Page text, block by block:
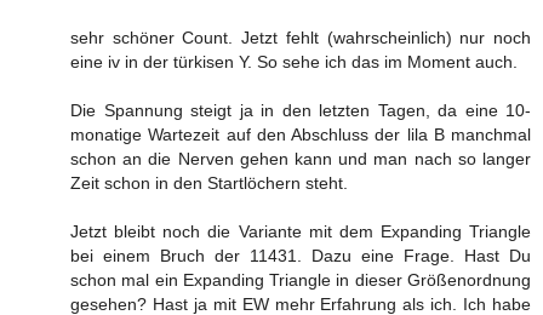
sehr schöner Count. Jetzt fehlt (wahrscheinlich) nur noch
eine iv in der türkisen Y. So sehe ich das im Moment auch.
Die Spannung steigt ja in den letzten Tagen, da eine 10-
monatige Wartezeit auf den Abschluss der lila B manchmal
schon an die Nerven gehen kann und man nach so langer
Zeit schon in den Startlöchern steht.
Jetzt bleibt noch die Variante mit dem Expanding Triangle
bei einem Bruch der 11431. Dazu eine Frage. Hast Du
schon mal ein Expanding Triangle in dieser Größenordnung
gesehen? Hast ja mit EW mehr Erfahrung als ich. Ich habe